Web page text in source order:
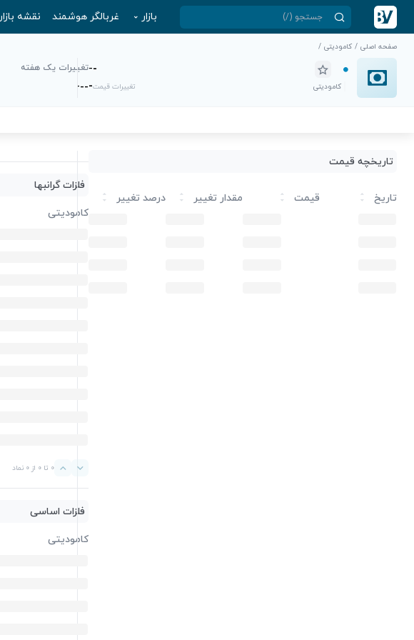
بازار غربالگر هوشمند نقشه بازار
صفحه اصلی / کامودیتی /
-
-
کامودیتی تغییرات قیمت-
تغییرات یک هفته
-
-
-
تاریخچه قیمت
تاریخ قیمت مقدار تغییر درصد تغییر
فلزات گرانبها
کامودیتی
0 تا 0 از 0 نماد
فلزات اساسی
کامودیتی